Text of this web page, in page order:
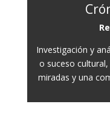
Investigación y
o suceso
miradas y una